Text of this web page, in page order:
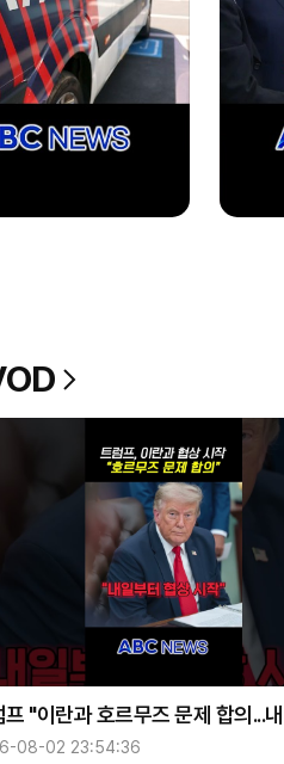
프 "이란과 호르무즈 문제 합의...
08-02 23:54:36